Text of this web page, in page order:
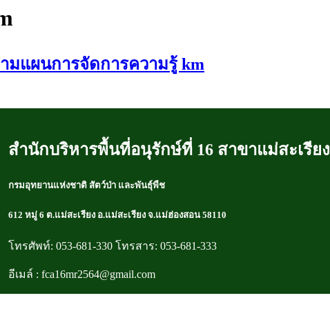
มแผนการจัดการความรู้ km
สำนักบริหารพื้นที่อนุรักษ์ที่ 16 สาขาแม่สะเรียง
กรมอุทยานแห่งชาติ สัตว์ป่า และพันธุ์พืช
612 หมู่ 6 ต.แม่สะเรียง อ.แม่สะเรียง จ.แม่ฮ่องสอน 58110
โทรศัพท์: 053-681-330 โทรสาร: 053-681-333
อีเมล์ : fca16mr2564@gmail.com